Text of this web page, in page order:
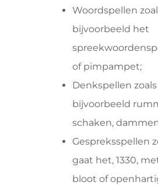
Woordspellen
bijvoorbeeld het
of pimpampet;
Denkspellen zoals
bijvoorbeeld
schaken,
Gespreksspellen
gaat het, 1330,
bloot of